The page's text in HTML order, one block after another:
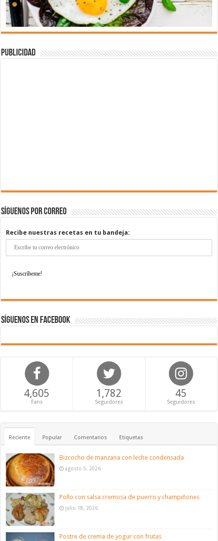
Publicidad
Síguenos por correo
Recibe nuestras recetas en tu bandeja:
Síguenos en Facebook
4,605
Fans
1,782
Seguidores
45
Seguidores
Reciente Popular Comentarios Etiquetas
Bizcocho de manzana con leche condensada
agosto 5, 2026
Pollo con salsa cremosa de puerro y champiñones
julio 18, 2026
Postre de crema de yogur con frutas